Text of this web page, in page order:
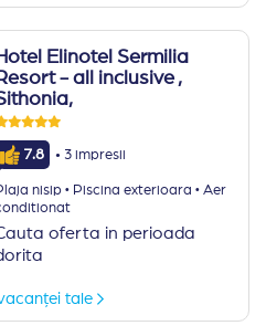
Elinotel Sermilia
- all inclusive ,
7.8 · 3 impresii
nisip ·Piscina exterioara ·Aer
oferta in perioada
tale